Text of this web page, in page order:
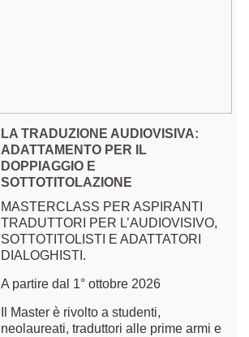
LA TRADUZIONE AUDIOVISIVA:
ADATTAMENTO PER IL
DOPPIAGGIO E
SOTTOTITOLAZIONE
MASTERCLASS PER ASPIRANTI
TRADUTTORI PER L’AUDIOVISIVO,
SOTTOTITOLISTI E ADATTATORI
DIALOGHISTI.
A partire dal 1° ottobre 2026
Il Master è rivolto a studenti,
neolaureati, traduttori alle prime armi e